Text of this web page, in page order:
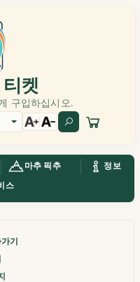
켓
구입하십시오.
마추 픽추
정보
스
기